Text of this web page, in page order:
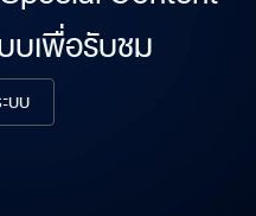
บเพื่อรับชม
บบ